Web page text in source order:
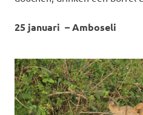
25 januari – Amboseli